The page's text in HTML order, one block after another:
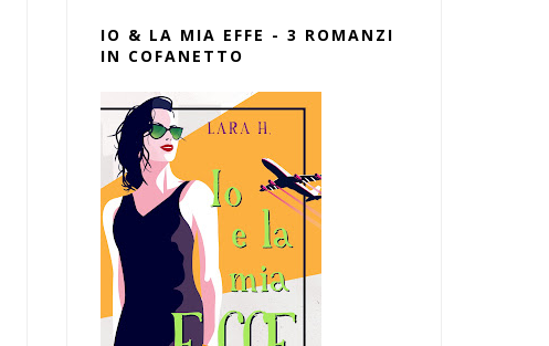
IO & LA MIA EFFE - 3 ROMANZI
IN COFANETTO